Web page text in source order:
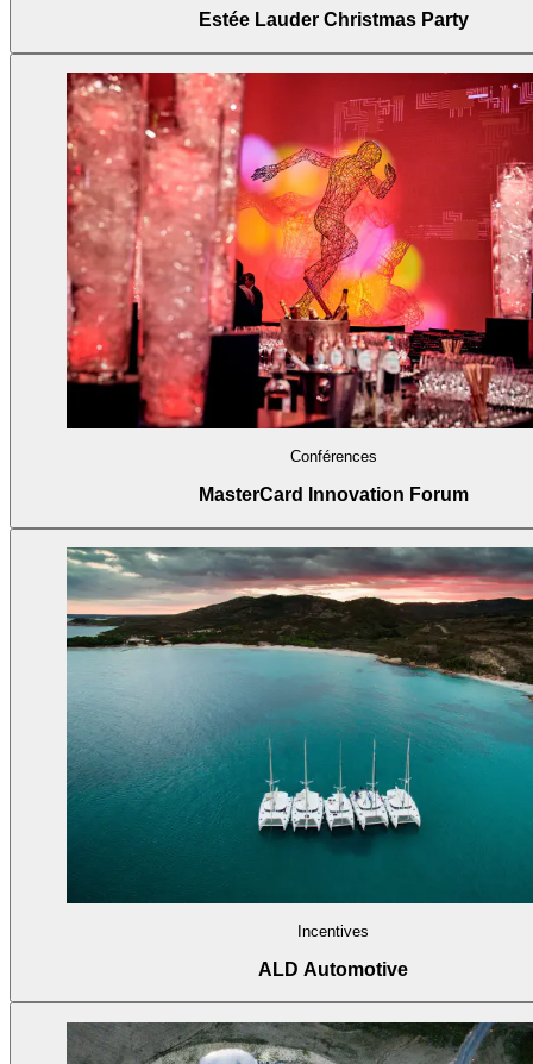
Estée Lauder Christmas Party
Conférences
MasterCard Innovation Forum
Incentives
ALD Automotive